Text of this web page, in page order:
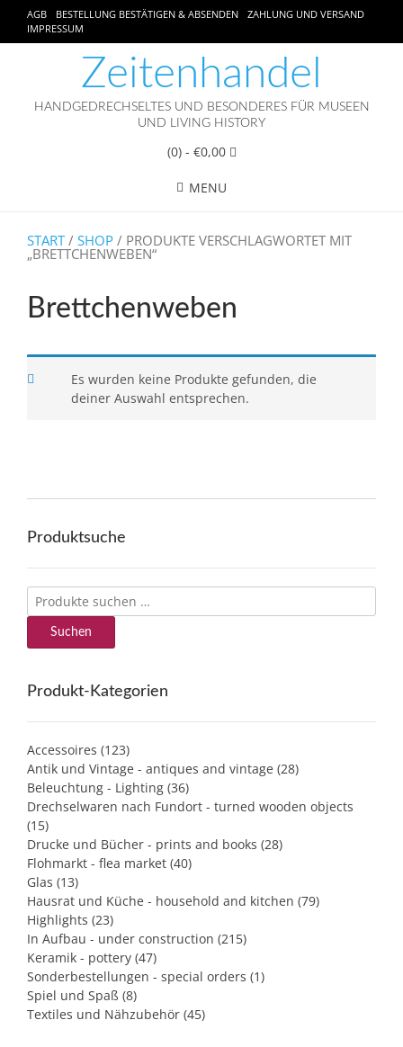
AGB BESTELLUNG BESTÄTIGEN & ABSENDEN
ZAHLUNG UND VERSAND
IMPRESSUM
Zeitenhandel
HANDGEDRECHSELTES UND BESONDERES FÜR MUSEEN
UND LIVING HISTORY
(0)- €0,00
MENU
START/ SHOP / PRODUKTE VERSCHLAGWORTET MIT
„BRETTCHENWEBEN“
Brettchenweben
Es wurden keine Produkte gefunden, die
deiner Auswahl entsprechen.
Produktsuche
Suchen
nach:
Suchen
Produkt-Kategorien
Accessoires (123)
Antik und Vintage - antiques and vintage (28)
Beleuchtung - Lighting (36)
Drechselwaren nach Fundort - turned wooden objects
(15)
Drucke und Bücher - prints and books (28)
Flohmarkt - flea market (40)
Glas (13)
Hausrat und Küche - household and kitchen (79)
Highlights (23)
In Aufbau - under construction (215)
Keramik - pottery (47)
Sonderbestellungen - special orders (1)
Spiel und Spaß (8)
Textiles und Nähzubehör (45)